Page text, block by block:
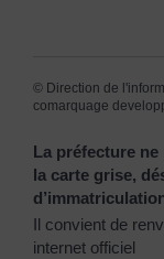
© Direction de
comarquage
La préfecture ne
la carte grise,
Il convient de
internet officiel